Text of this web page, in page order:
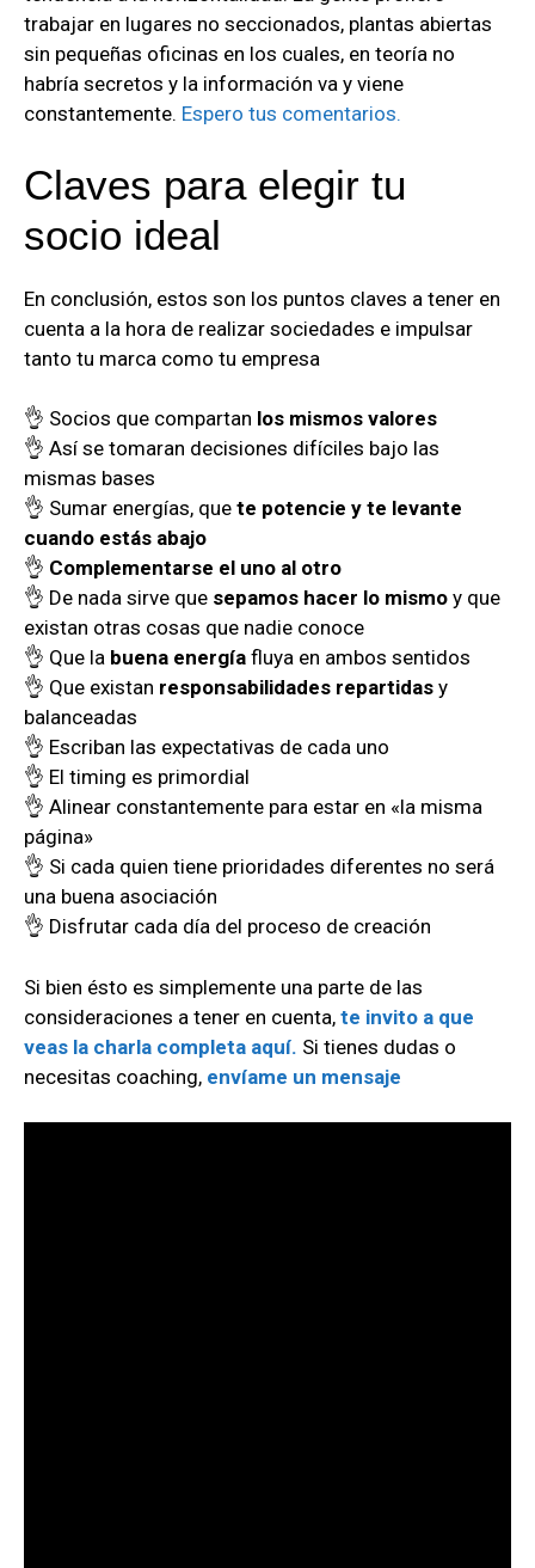
trabajar en lugares no seccionados, plantas abiertas
sin pequeñas oficinas en los cuales, en teoría no
habría secretos y la información va y viene
constantemente. Espero tus comentarios.
Claves para elegir tu
socio ideal
En conclusión, estos son los puntos claves a tener en
cuenta a la hora de realizar sociedades e impulsar
tanto tu marca como tu empresa
👌 Socios que compartan los mismos valores
👌 Así se tomaran decisiones difíciles bajo las
mismas bases
👌 Sumar energías, que te potencie y te levante
cuando estás abajo
👌 Complementarse el uno al otro
👌 De nada sirve que sepamos hacer lo mismo y que
existan otras cosas que nadie conoce
👌 Que la buena energía fluya en ambos sentidos
👌 Que existan responsabilidades repartidas y
balanceadas
👌 Escriban las expectativas de cada uno
👌 El timing es primordial
👌 Alinear constantemente para estar en «la misma
página»
👌 Si cada quien tiene prioridades diferentes no será
una buena asociación
👌 Disfrutar cada día del proceso de creación
Si bien ésto es simplemente una parte de las
consideraciones a tener en cuenta, te invito a que
veas la charla completa aquí. Si tienes dudas o
necesitas coaching, envíame un mensaje